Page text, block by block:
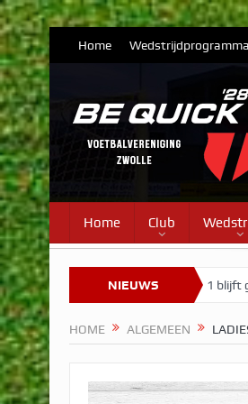
Home
Home Club
NIEUWS
Vrouwen 1 blijft grotendeels intact
HOME ALGEMEEN